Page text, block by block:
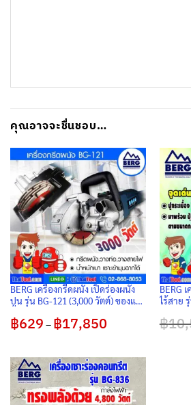
คุณอาจจะชื่นชอบ…
BERG เครื่องกรีดผนัง เปิดร่องผนัง
ปูน รุ่น BG-121 (3,000 วัตต์) ของแท้
สำหรับช่างมืออาชีพ
฿629 – ฿17,850Price
range:
฿17,850
BERG
ไร้สาย
฿